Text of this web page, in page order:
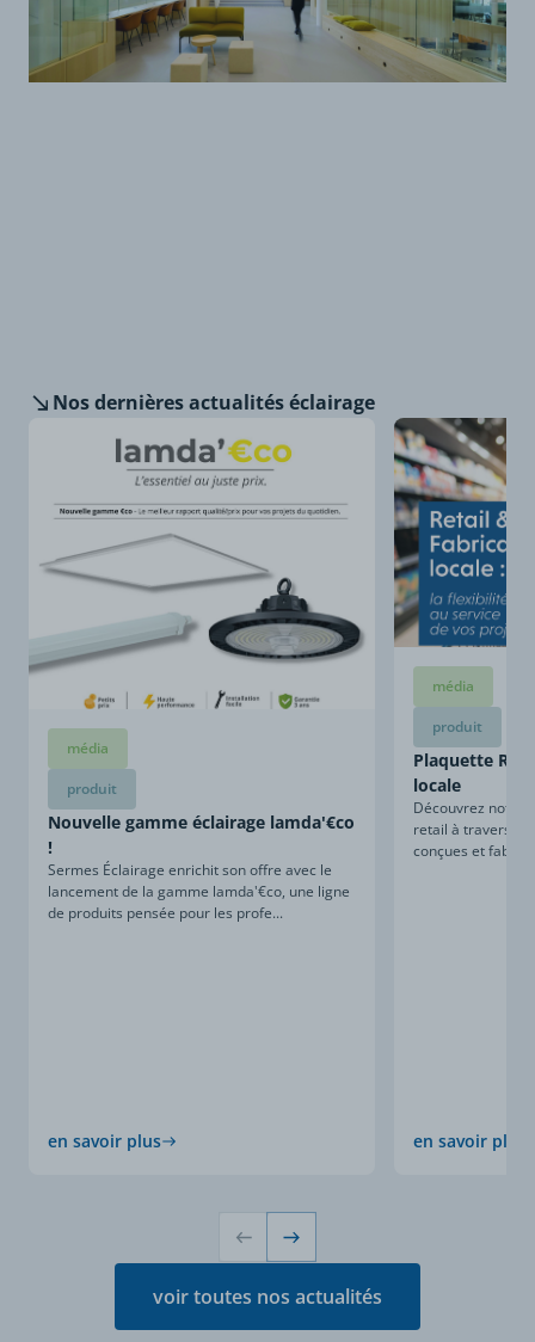
Nos dernièresactualités éclairage
média
produit
Nouvelle gamme éclairage lamda'€co
!
Sermes Éclairage enrichit son offre avec le
lancement de la gamme lamda'€co, une ligne
de produits pensée pour les profe...
en savoir plus
média
produit
Plaquette
locale
Découvrez notre
retail à travers
conçues et
en savoir plus
voir toutes nos actualités